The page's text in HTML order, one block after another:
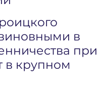
в
при
в крупном